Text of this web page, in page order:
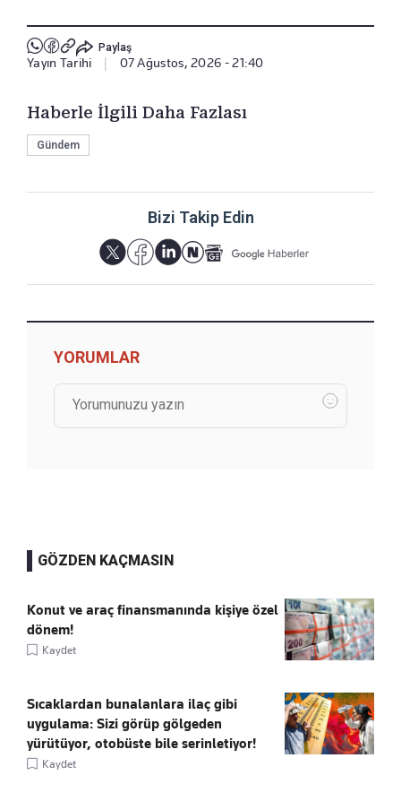
Paylaş
Yayın Tarihi 07 Ağustos, 2026 - 21:40
Haberle İlgili Daha Fazlası
Gündem
Bizi Takip Edin
YORUMLAR
GÖZDEN KAÇMASIN
Konut ve araç finansmanında kişiye özel
dönem!
Kaydet
Sıcaklardan bunalanlara ilaç gibi
uygulama: Sizi görüp gölgeden
yürütüyor, otobüste bile serinletiyor!
Kaydet